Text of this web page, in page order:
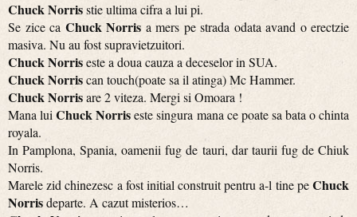
Chuck Norrisstie ultima cifra a lui pi.
Se zice ca Chuck Norris a mers pe strada odata avand o erectzie
masiva. Nu au fost supravietzuitori.
Chuck Norriseste a doua cauza a deceselor in SUA.
Chuck Norriscan touch(poate sa il atinga) Mc Hammer.
Chuck Norrisare 2 viteza. Mergi si Omoara !
Mana luiChuck Norriseste singura mana ce poate sa bata o chinta
royala.
In Pamplona, Spania, oamenii fug de tauri, dar taurii fug de Chiuk
Norris.
Marele zid chinezesc a fost initial construit pentru a-l tine peChuck
Norrisdeparte. A cazut misterios…